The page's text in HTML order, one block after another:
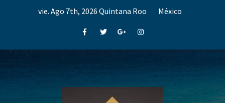
vie. Ago 7th, 2026 Quintana Roo México
FacebookTwitterGoogle+Instagram